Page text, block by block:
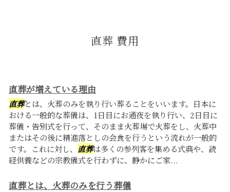
直葬 費用
直葬が増えている理由
直葬とは、火葬のみを執り行い葬ることをいいます。日本に
おける一般的な葬儀は、1日目にお通夜を執り行い、2日目に
葬儀・告別式を行って、そのまま火葬場で火葬をし、火葬中
またはその後に精進落としの会食を行うという流れが一般的
です。これに対し、 直葬は多くの参列客を集める式典や、読
経供養などの宗教儀式を行わずに、静かにご家...
直葬とは、火葬のみを行う葬儀